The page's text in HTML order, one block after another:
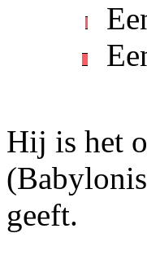
Hij is het
geeft.